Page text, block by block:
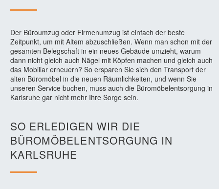
Der Büroumzug oder Firmenumzug ist einfach der beste
Zeitpunkt, um mit Altem abzuschließen. Wenn man schon mit der
gesamten Belegschaft in ein neues Gebäude umzieht, warum
dann nicht gleich auch Nägel mit Köpfen machen und gleich auch
das Mobiliar erneuern? So ersparen Sie sich den Transport der
alten Büromöbel in die neuen Räumlichkeiten, und wenn Sie
unseren Service buchen, muss auch die Büromöbelentsorgung in
Karlsruhe gar nicht mehr Ihre Sorge sein.
SO ERLEDIGEN WIR DIE
BÜROMÖBELENTSORGUNG IN
KARLSRUHE